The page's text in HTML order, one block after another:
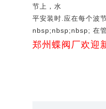
节上，水
平安装时.应在每个波
nbsp;nbsp;nbsp; 在
郑州蝶阀厂欢迎